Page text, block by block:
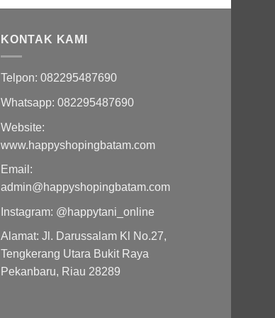
KONTAK KAMI
Telpon: 082295487690
Whatsapp: 082295487690
Website:
www.happyshopingbatam.com
Email:
admin@happyshopingbatam.com
Instagram: @happytani_online
Alamat: Jl. Darussalam Kl No.27,
Tengkerang Utara Bukit Raya
Pekanbaru, Riau 28289